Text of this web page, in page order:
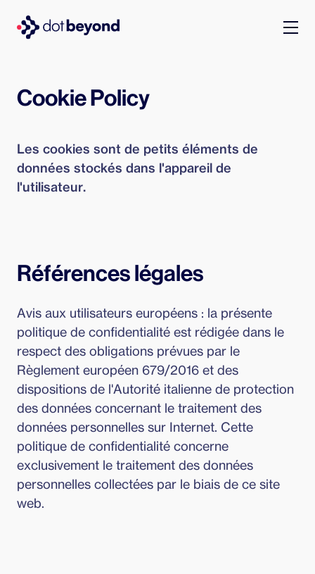
Cookie Policy
Les cookies sont de petits éléments de
données stockés dans l'appareil de
l'utilisateur.
Références légales
Avis aux utilisateurs européens : la présente
politique de confidentialité est rédigée dans le
respect des obligations prévues par le
Règlement européen 679/2016 et des
dispositions de l'Autorité italienne de protection
des données concernant le traitement des
données personnelles sur Internet. Cette
politique de confidentialité concerne
exclusivement le traitement des données
personnelles collectées par le biais de ce site
web.
portfolio
dot labs
fr